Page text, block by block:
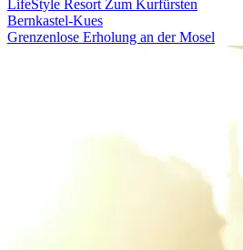
LifeStyle Resort Zum Kurfürsten
Bernkastel-Kues
Grenzenlose Erholung an der Mosel